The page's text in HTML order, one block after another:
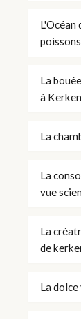
L'Océan
La
à
La
La
vue
La
de
La